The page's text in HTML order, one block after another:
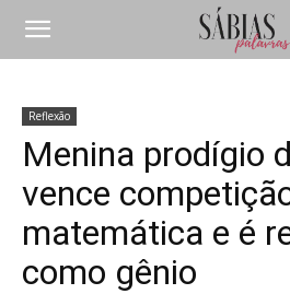
Reflexão
Menina prodígio
vence
matemática e é
como gênio